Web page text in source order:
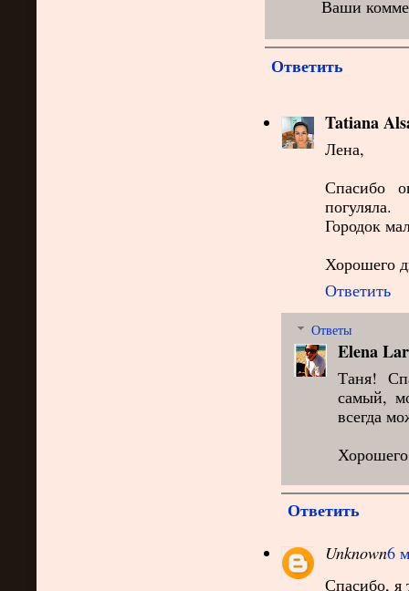
Ваши
Ответить
Tatiana
Лена,
Спасибо
погуляла.
Городок
Хорошего
Ответить
Ответы
Elena
Таня!
самый,
всегда
Ответить
Unknown6
Спасибо, я